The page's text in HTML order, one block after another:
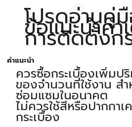
โปรดอ่านคู่
ข้อแนะนำค
การติดตั้งก
คำแนะนำ
ควรซื้อกระเบื้องเพิ่มป
ของจำนวนที่ใช้งาน ส
ซ่อมแซมในอนาคต
ไม่ควรใช้สีหรือปากกา
กระเบื้อง